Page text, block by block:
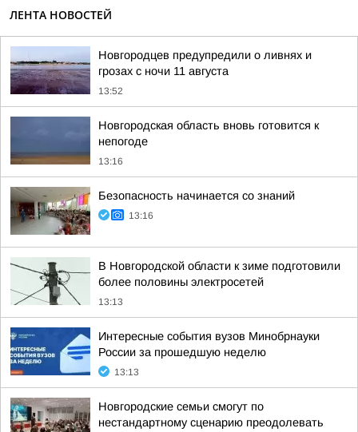
ЛЕНТА НОВОСТЕЙ
Новгородцев предупредили о ливнях и
грозах с ночи 11 августа
13:52
Новгородская область вновь готовится к
непогоде
13:16
Безопасность начинается со знаний
13:16
В Новгородской области к зиме подготовили
более половины электросетей
13:13
Интересные события вузов Минобрнауки
России за прошедшую неделю
13:13
Новгородские семьи смогут по
нестандартному сценарию преодолевать